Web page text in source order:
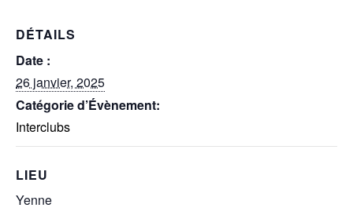
DÉTAILS
Date :
26 janvier, 2025
Catégorie d’Évènement:
Interclubs
LIEU
Yenne